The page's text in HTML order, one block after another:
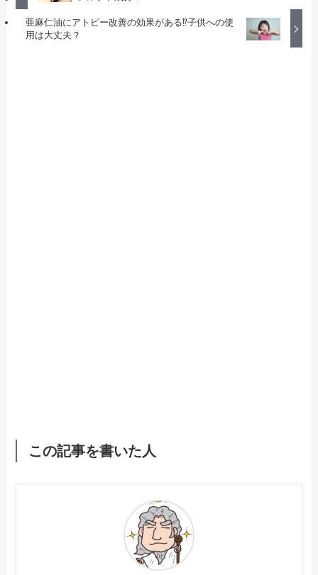
亜麻仁油にアトピー改善の効果がある⁉子供への使
用は大丈夫？
この記事を書いた人